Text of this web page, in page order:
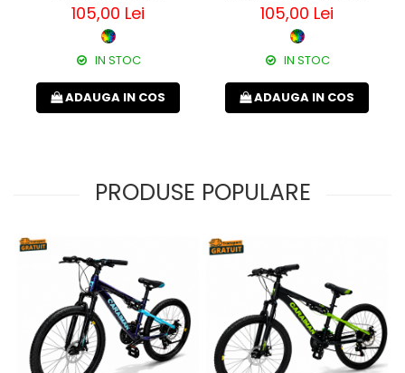
105,00 Lei
IN STOC
ADAUGA IN COS
105,00 Lei
IN STOC
ADAUGA IN COS
PRODUSE POPULARE